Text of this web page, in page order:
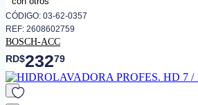
CÓDIGO: 03-62-0357
REF: 2608602759
BOSCH-ACC
RD$23279